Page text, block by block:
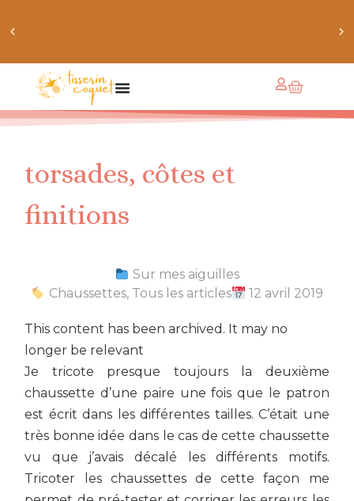
obtiens 20% de réduction sur ton prochain achat de
patrons
torsades, côtes et
finitions
Sur mes aiguilles
Chaussettes, Tous les articles 12 avril 2019
This content has been archived. It may no
longer be relevant
Je tricote presque toujours la deuxième
chaussette d’une paire une fois que le patron
est écrit dans les différentes tailles. C’était une
très bonne idée dans le cas de cette chaussette
vu que j’avais décalé les différents motifs.
Tricoter les chaussettes de cette façon me